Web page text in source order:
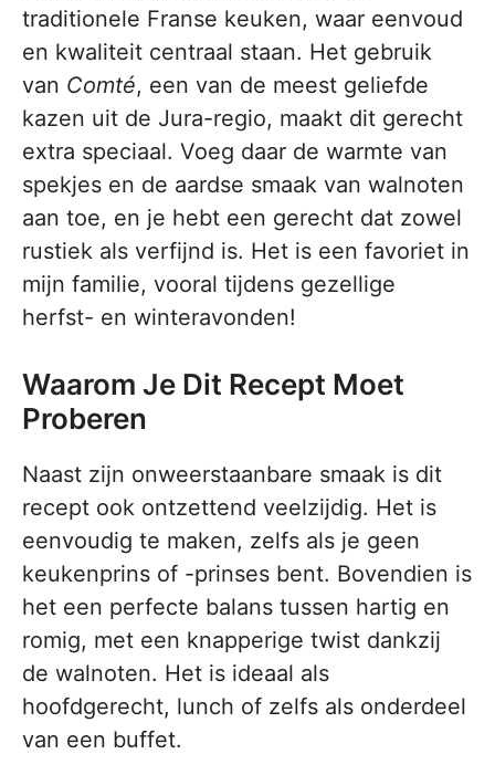
traditionele Franse keuken, waar eenvoud
en kwaliteit centraal staan. Het gebruik
van Comté, een van de meest geliefde
kazen uit de Jura-regio, maakt dit gerecht
extra speciaal. Voeg daar de warmte van
spekjes en de aardse smaak van walnoten
aan toe, en je hebt een gerecht dat zowel
rustiek als verfijnd is. Het is een favoriet in
mijn familie, vooral tijdens gezellige
herfst- en winteravonden!
Waarom Je Dit Recept Moet
Proberen
Naast zijn onweerstaanbare smaak is dit
recept ook ontzettend veelzijdig. Het is
eenvoudig te maken, zelfs als je geen
keukenprins of -prinses bent. Bovendien is
het een perfecte balans tussen hartig en
romig, met een knapperige twist dankzij
de walnoten. Het is ideaal als
hoofdgerecht, lunch of zelfs als onderdeel
van een buffet.